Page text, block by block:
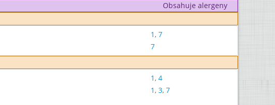
Obsahuje alergeny
1, 7
7
1, 4
1, 3, 7